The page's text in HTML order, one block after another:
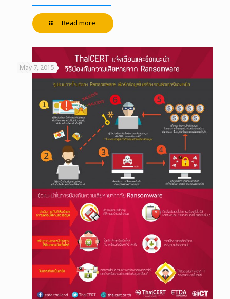
Read more
May 7, 2015